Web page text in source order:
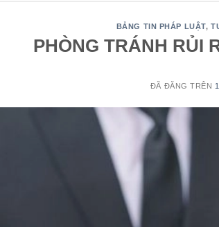
BẢNG TIN PHÁP LUẬT,
PHÒNG TRÁNH RỦI
ĐÃ ĐĂNG TRÊN